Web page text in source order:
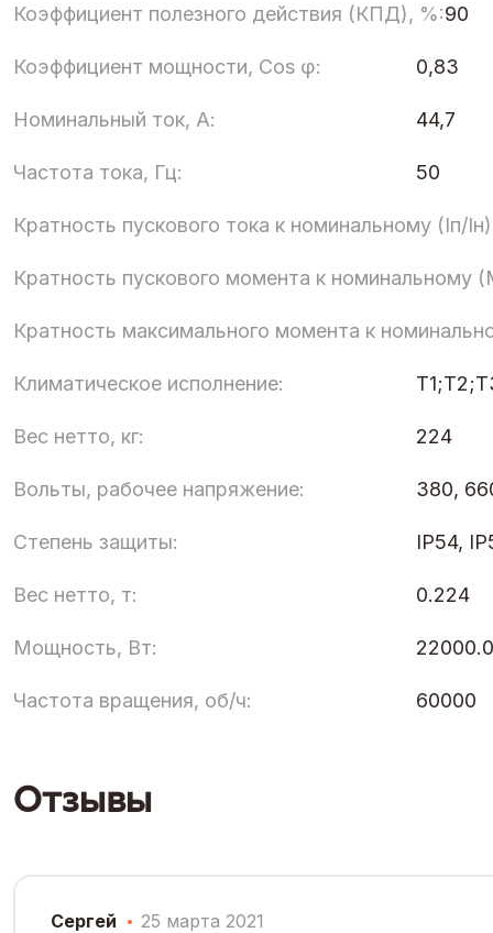
Коэффициент полезного действия (КПД), %:90
Коэффициент мощности, Cos φ: 0,83
Номинальный ток, А: 44,7
Частота тока, Гц: 50
Кратность пускового тока к номинальному (Iп/
Кратность пускового момента к номинальному
Кратность максимального момента к
Климатическое исполнение:
Вес нетто, кг: 224
Вольты, рабочее напряжение: 380,
Степень защиты: IP54,
Вес нетто, т: 0.224
Мощность, Вт: 22000.0
Частота вращения, об/ч: 60000
Отзывы
Сергей 25 марта 2021